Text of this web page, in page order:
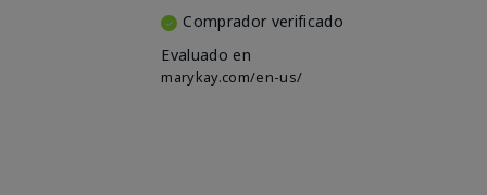
Comprador verificado
Evaluado en
marykay.com/en-us/